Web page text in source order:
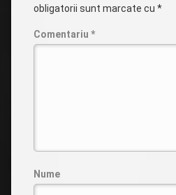
obligatorii sunt marcate cu *
Comentariu *
Nume